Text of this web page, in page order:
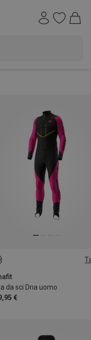
da sci Dna uomo
€